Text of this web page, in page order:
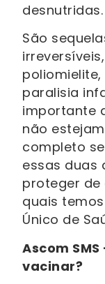
desnutridas.
São
paralisia
importante
não
completo
essas duas
proteger de
quais
Único de
Ascom
vacinar?